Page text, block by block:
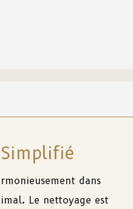
dans
Le nettoyage est